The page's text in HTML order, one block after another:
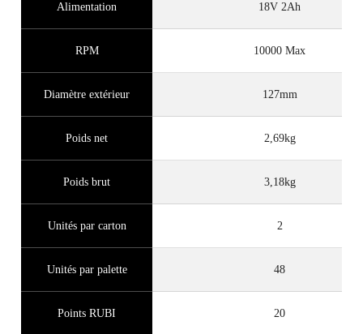
Alimentation 18V 2Ah
RPM 10000 Max
Diamètre extérieur 127mm
Poids net 2,69kg
Poids brut 3,18kg
Unités par carton 2
Unités par palette 48
Points RUBI 20